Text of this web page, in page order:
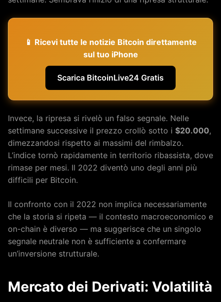
📱 Ricevi tutte le notizie Bitcoin direttamente
sul tuo iPhone
Scarica BitcoinLive24 Gratis
Invece, la ripresa si rivelò un falso segnale. Nelle
settimane successive il prezzo crollò sotto i $20.000,
dimezzandosi rispetto ai massimi del rimbalzo.
L’indice tornò rapidamente in territorio ribassista, dove
rimase per mesi. Il 2022 diventò uno degli anni più
difficili per Bitcoin.
Il confronto con il 2022 non implica necessariamente
che la storia si ripeta — il contesto macroeconomico e
on-chain è diverso — ma suggerisce che un singolo
segnale neutrale non è sufficiente a confermare
un’inversione strutturale.
Mercato dei Derivati: Volatilità